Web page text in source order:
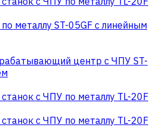
металлу ST-05GF c линейным
центр с ЧПУ ST-
с ЧПУ по металлу TL-20F
с ЧПУ по металлу TL-20F